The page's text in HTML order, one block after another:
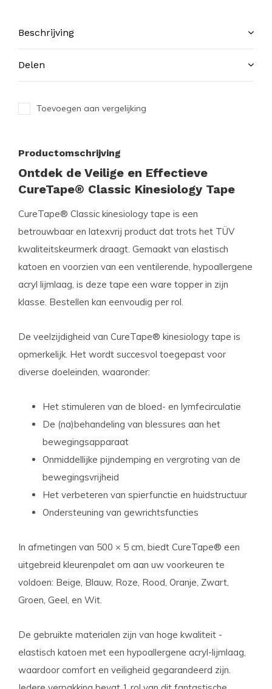
Beschrijving
Delen
Toevoegen aan vergelijking
Productomschrijving
Ontdek de Veilige en Effectieve
CureTape® Classic Kinesiology Tape
CureTape® Classic kinesiology tape is een
betrouwbaar en latexvrij product dat trots het TÜV
kwaliteitskeurmerk draagt. Gemaakt van elastisch
katoen en voorzien van een ventilerende, hypoallergene
acryl lijmlaag, is deze tape een ware topper in zijn
klasse. Bestellen kan eenvoudig per rol.
De veelzijdigheid van CureTape® kinesiology tape is
opmerkelijk. Het wordt succesvol toegepast voor
diverse doeleinden, waaronder:
Het stimuleren van de bloed- en lymfecirculatie
De (na)behandeling van blessures aan het
bewegingsapparaat
Onmiddellijke pijndemping en vergroting van de
bewegingsvrijheid
Het verbeteren van spierfunctie en huidstructuur
Ondersteuning van gewrichtsfuncties
In afmetingen van 500 × 5 cm, biedt CureTape® een
uitgebreid kleurenpalet om aan uw voorkeuren te
voldoen: Beige, Blauw, Roze, Rood, Oranje, Zwart,
Groen, Geel, en Wit.
De gebruikte materialen zijn van hoge kwaliteit -
elastisch katoen met een hypoallergene acryl-lijmlaag,
waardoor comfort en veiligheid gegarandeerd zijn.